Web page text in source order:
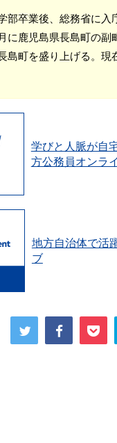
部卒業後、総務省に
に鹿児島県長島町の
島町を盛り上げる。
学びと人脈が自
方公務員オンラ
地方自治体で活
ブ